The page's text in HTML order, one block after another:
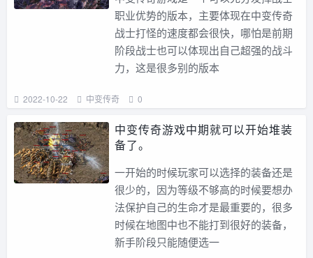
职业优势的版本，主要体现在中变传奇
战士打怪的速度都会很快，哪怕是前期
阶段战士也可以体现出自己超强的战斗
力，这是很多别的版本
2022-10-22 中变传奇 0
中变传奇游戏中期就可以开始堆装
备了。
一开始的时候玩家可以选择的装备还是
很少的，因为等级不够高的时候要想办
法保护自己的生命才是最重要的，很多
时候在地图中也不能打到很好的装备，
新手阶段只能随便选一